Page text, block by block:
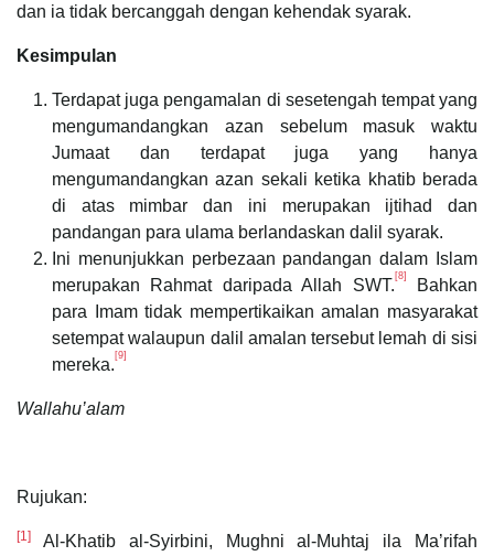
dan ia tidak bercanggah dengan kehendak syarak.
Kesimpulan
Terdapat juga pengamalan di sesetengah tempat yang
mengumandangkan azan sebelum masuk waktu
Jumaat dan terdapat juga yang hanya
mengumandangkan azan sekali ketika khatib berada
di atas mimbar dan ini merupakan ijtihad dan
pandangan para ulama berlandaskan dalil syarak.
Ini menunjukkan perbezaan pandangan dalam Islam
merupakan Rahmat daripada Allah SWT. [8]
Bahkan
para Imam tidak mempertikaikan amalan masyarakat
setempat walaupun dalil amalan tersebut lemah di sisi
mereka. [9]
Wallahu’alam
Rujukan:
[1]
Al-Khatib al-Syirbini, Mughni al-Muhtaj ila Ma’rifah